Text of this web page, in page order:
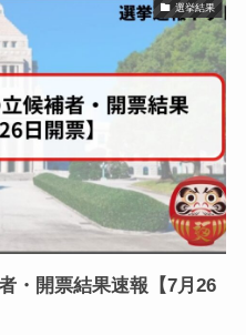
選挙結果
・開票結果速報【7月26